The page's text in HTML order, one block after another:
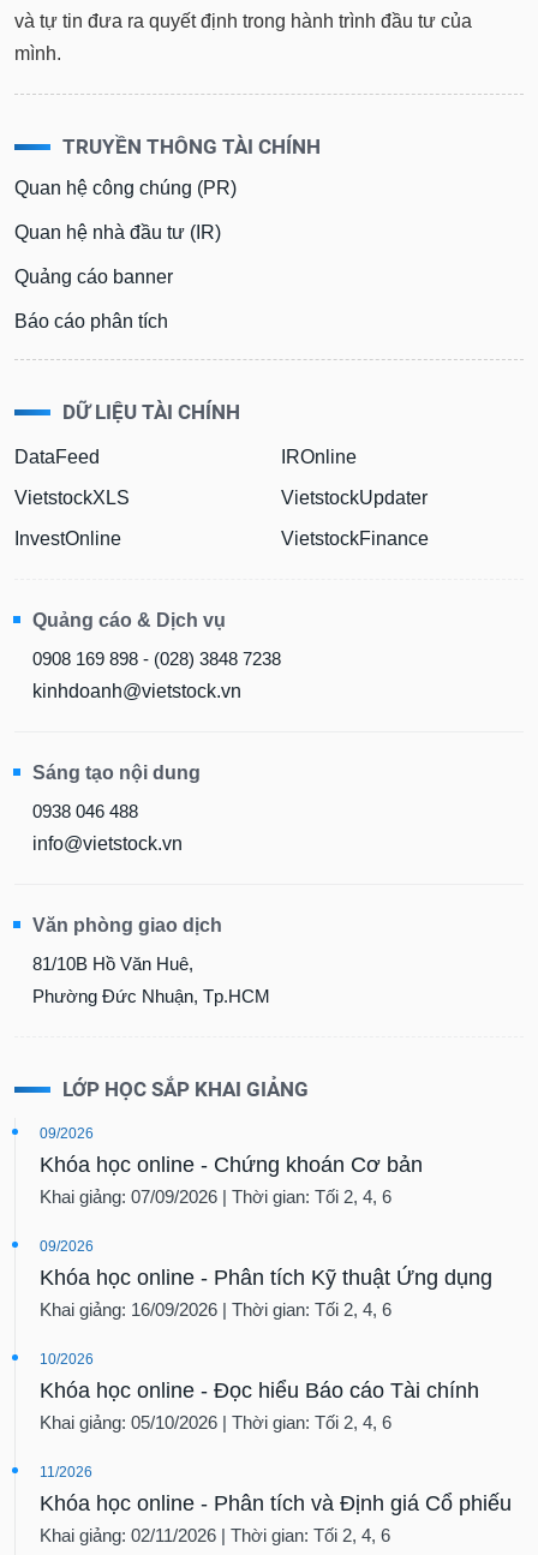
và tự tin đưa ra quyết định trong hành trình đầu tư của
mình.
TRUYỀN THÔNG TÀI CHÍNH
Quan hệ công chúng (PR)
Quan hệ nhà đầu tư (IR)
Quảng cáo banner
Báo cáo phân tích
DỮ LIỆU TÀI CHÍNH
DataFeed
VietstockXLS
InvestOnline
IROnline
VietstockUpdater
VietstockFinance
Quảng cáo & Dịch vụ
0908 169 898 - (028) 3848 7238
kinhdoanh@vietstock.vn
Sáng tạo nội dung
0938 046 488
info@vietstock.vn
Văn phòng giao dịch
81/10B Hồ Văn Huê,
Phường Đức Nhuận, Tp.HCM
LỚP HỌC SẮP KHAI GIẢNG
09/2026
Khóa học online - Chứng khoán Cơ bản
Khai giảng: 07/09/2026 | Thời gian: Tối 2, 4, 6
09/2026
Khóa học online - Phân tích Kỹ thuật Ứng dụng
Khai giảng: 16/09/2026 | Thời gian: Tối 2, 4, 6
10/2026
Khóa học online - Đọc hiểu Báo cáo Tài chính
Khai giảng: 05/10/2026 | Thời gian: Tối 2, 4, 6
11/2026
Khóa học online - Phân tích và Định giá Cổ phiếu
Khai giảng: 02/11/2026 | Thời gian: Tối 2, 4, 6